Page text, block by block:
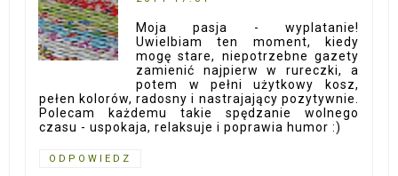
Moja pasja - wyplatanie!
Uwielbiam ten moment, kiedy
mogę stare, niepotrzebne gazety
zamienić najpierw w rureczki, a
potem w pełni użytkowy kosz,
pełen kolorów, radosny i nastrajający pozytywnie.
Polecam każdemu takie spędzanie wolnego
czasu - uspokaja, relaksuje i poprawia humor :)
ODPOWIEDZ